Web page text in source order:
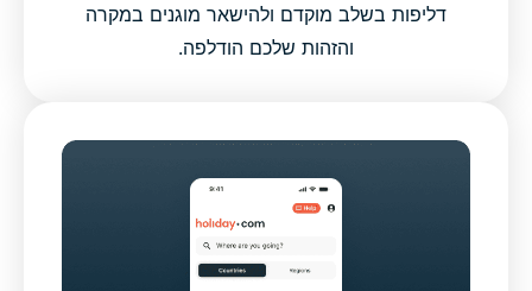
דליפות בשלב מוקדם ולהישאר מוגנים במקרה
והזהות שלכם הודלפה.